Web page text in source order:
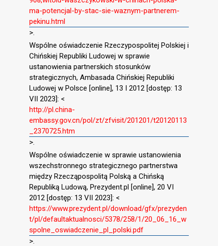
ma-potencjal-by-stac-sie-waznym-partnerem-
pekinu.html
>.
Wspólne oświadczenie Rzeczypospolitej Polskiej i
Chińskiej Republiki Ludowej w sprawie
ustanowienia partnerskich stosunków
strategicznych, Ambasada Chińskiej Republiki
Ludowej w Polsce [online], 13 I 2012 [dostęp: 13
VII 2023]: <
http://pl.china-
embassy.gov.cn/pol/zt/zfvisit/201201/t20120113
_2370725.htm
>.
Wspólne oświadczenie w sprawie ustanowienia
wszechstronnego strategicznego partnerstwa
między Rzecząpospolitą Polską a Chińską
Republiką Ludową, Prezydent.pl [online], 20 VI
2012 [dostęp: 13 VII 2023]: <
https://www.prezydent.pl/download/gfx/prezyden
t/pl/defaultaktualnosci/5378/258/1/20_06_16_w
spolne_oswiadczenie_pl_polski.pdf
>.